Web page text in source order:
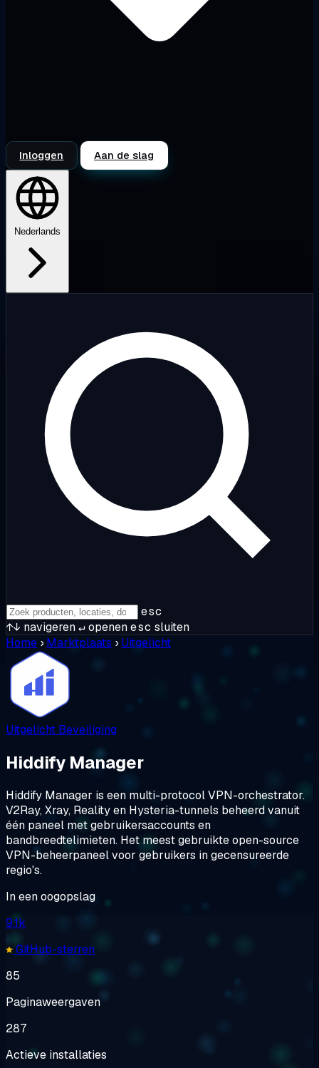
Inloggen Aan de slag
Nederlands
esc
↑↓ navigeren↵openenesc sluiten
Home › Marktplaats › Uitgelicht
Uitgelicht Beveiliging
Hiddify Manager
Hiddify Manager is een multi-protocol VPN-orchestrator.
V2Ray, Xray, Reality en Hysteria-tunnels beheerd vanuit
één paneel met gebruikersaccounts en
bandbreedtelimieten. Het meest gebruikte open-source
VPN-beheerpaneel voor gebruikers in gecensureerde
regio's.
In een oogopslag
9.1k
GitHub-sterren
85
Paginaweergaven
287
Actieve installaties